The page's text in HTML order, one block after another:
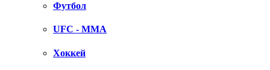
Футбол
UFC - MMA
Хоккей